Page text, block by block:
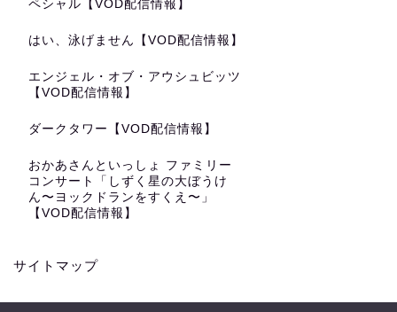
ペシャル【VOD配信情報】
はい、泳げません【VOD配信情報】
エンジェル・オブ・アウシュビッツ
【VOD配信情報】
ダークタワー【VOD配信情報】
おかあさんといっしょ ファミリー
コンサート「しずく星の大ぼうけ
ん〜ヨックドランをすくえ〜」
【VOD配信情報】
サイトマップ